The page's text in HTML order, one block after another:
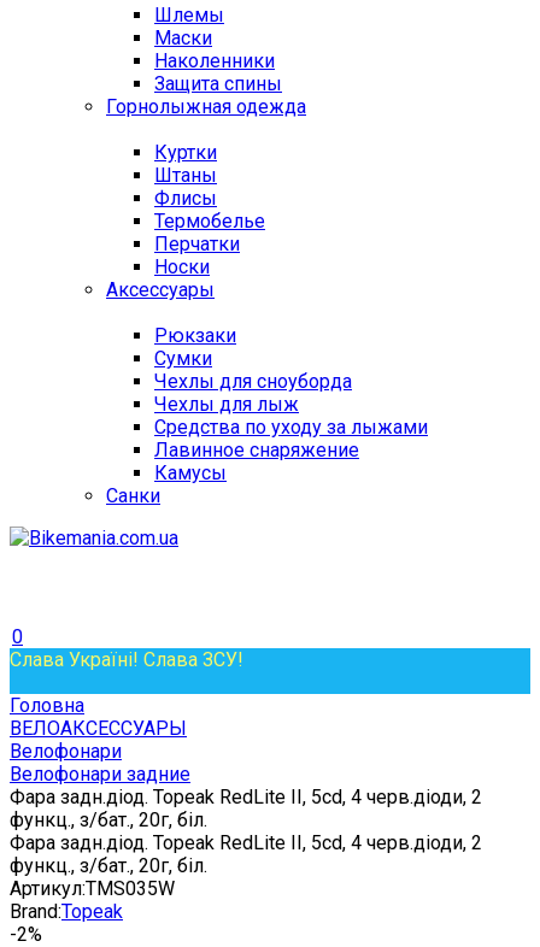
Шлемы
Маски
Наколенники
Защита спины
Горнолыжная одежда
Куртки
Штаны
Флисы
Термобелье
Перчатки
Носки
Аксессуары
Рюкзаки
Сумки
Чехлы для сноуборда
Чехлы для лыж
Средства по уходу за лыжами
Лавинное снаряжение
Камусы
Санки
0
Слава Україні! Слава ЗСУ!
Головна
ВЕЛОАКСЕССУАРЫ
Велофонари
Велофонари задние
Фара задн.діод. Topeak RedLite II, 5cd, 4 черв.діоди, 2
функц., з/бат., 20г, біл.
Фара задн.діод. Topeak RedLite II, 5cd, 4 черв.діоди, 2
функц., з/бат., 20г, біл.
Артикул:TMS035W
Brand:Topeak
-2%